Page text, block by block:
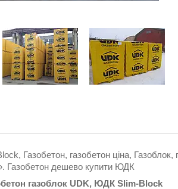
Газобетон, газобетон ціна, Газоблок,
Газобетон дешево купити ЮДК
газоблок UDK, ЮДК Slim-Block